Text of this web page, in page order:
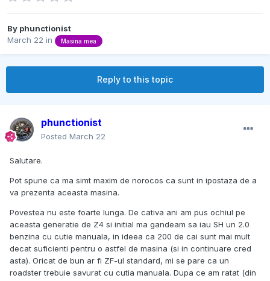
By phunctionist
March 22 in Masina mea
Reply to this topic
phunctionist
Posted March 22
Salutare.
Pot spune ca ma simt maxim de norocos ca sunt in ipostaza de a
va prezenta aceasta masina.
Povestea nu este foarte lunga. De cativa ani am pus ochiul pe
aceasta generatie de Z4 si initial ma gandeam sa iau SH un 2.0
benzina cu cutie manuala, in ideea ca 200 de cai sunt mai mult
decat suficienti pentru o astfel de masina (si in continuare cred
asta). Oricat de bun ar fi ZF-ul standard, mi se pare ca un
roadster trebuie savurat cu cutia manuala. Dupa ce am ratat (din